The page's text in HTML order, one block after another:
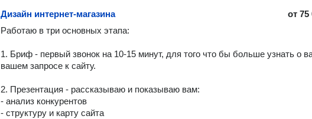
от75
Дизайн интернет-магазина
Работаю в три основных этапа:
1. Бриф - первый звонок на 10-15 минут, для того что бы больше узнать о
вашем запросе к сайту.
2. Презентация - рассказываю и показываю вам:
- анализ конкурентов
- структуру и карту сайта